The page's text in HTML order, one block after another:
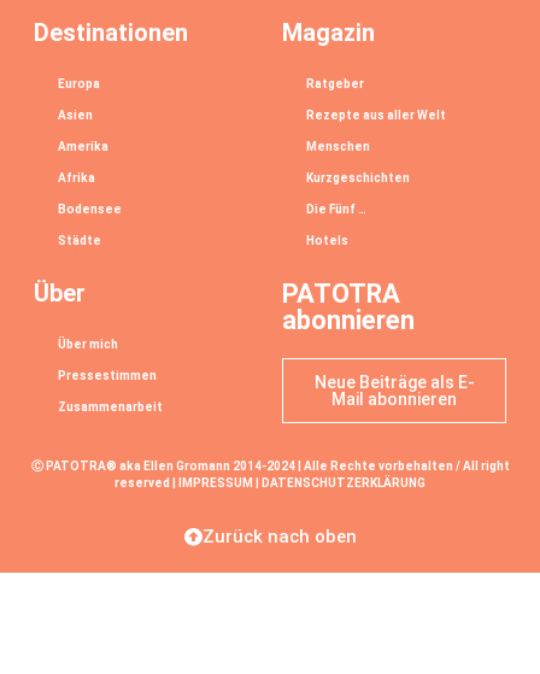
Destinationen
Europa
Asien
Amerika
Afrika
Bodensee
Städte
Magazin
Ratgeber
Rezepte aus aller Welt
Menschen
Kurzgeschichten
Die Fünf …
Hotels
Über
Über mich
Pressestimmen
Zusammenarbeit
PATOTRA
abonnieren
Neue Beiträge als E-
Mail abonnieren
Ⓒ PATOTRA® aka Ellen Gromann 2014-2024 | Alle Rechte vorbehalten / All right
reserved |
IMPRESSUM DATENSCHUTZERKLÄRUNG
Zurück nach oben